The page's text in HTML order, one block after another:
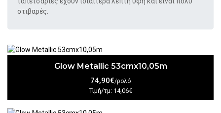
στιβαρές.
Glow Metallic 53cmx10,05m
74,90€/ρολό
Τιμή/τμ: 14,06€